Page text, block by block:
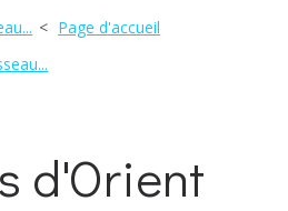
Page d'accueil
d'Orient